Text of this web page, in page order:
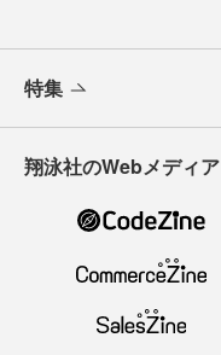
特集
翔泳社のWebメディア